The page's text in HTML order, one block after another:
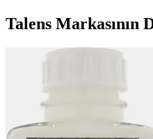
Talens Markasının